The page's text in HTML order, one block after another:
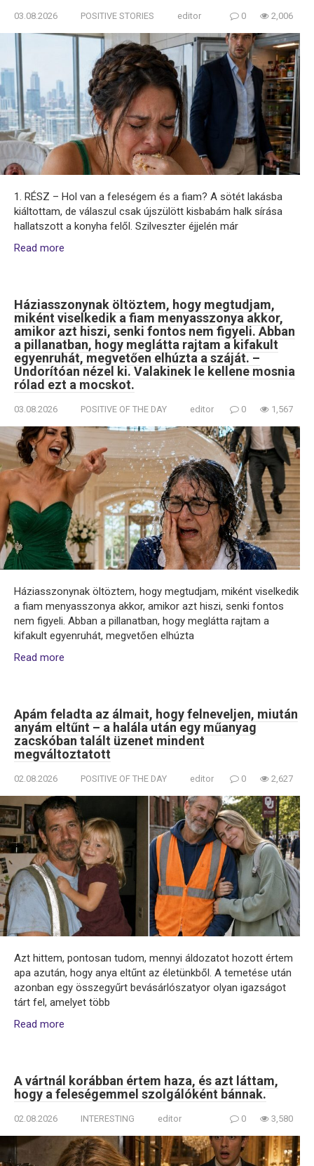
03.08.2026 POSITIVE STORIES editor 0 2,006
1. RÉSZ – Hol van a feleségem és a fiam? A sötét lakásba
kiáltottam, de válaszul csak újszülött kisbabám halk sírása
hallatszott a konyha felől. Szilveszter éjjelén már
Read more
Háziasszonynak öltöztem, hogy megtudjam,
miként viselkedik a fiam menyasszonya akkor,
amikor azt hiszi, senki fontos nem figyeli. Abban
a pillanatban, hogy meglátta rajtam a kifakult
egyenruhát, megvetően elhúzta a száját. –
Undorítóan nézel ki. Valakinek le kellene mosnia
rólad ezt a mocskot.
03.08.2026 POSITIVE OF THE DAY editor 0 1,567
Háziasszonynak öltöztem, hogy megtudjam, miként viselkedik
a fiam menyasszonya akkor, amikor azt hiszi, senki fontos
nem figyeli. Abban a pillanatban, hogy meglátta rajtam a
kifakult egyenruhát, megvetően elhúzta
Read more
Apám feladta az álmait, hogy felneveljen, miután
anyám eltűnt – a halála után egy műanyag
zacskóban talált üzenet mindent
megváltoztatott
02.08.2026 POSITIVE OF THE DAY editor 0 2,627
Azt hittem, pontosan tudom, mennyi áldozatot hozott értem
apa azután, hogy anya eltűnt az életünkből. A temetése után
azonban egy összegyűrt bevásárlószatyor olyan igazságot
tárt fel, amelyet több
Read more
A vártnál korábban értem haza, és azt láttam,
hogy a feleségemmel szolgálóként bánnak.
02.08.2026 INTERESTING editor 0 3,580